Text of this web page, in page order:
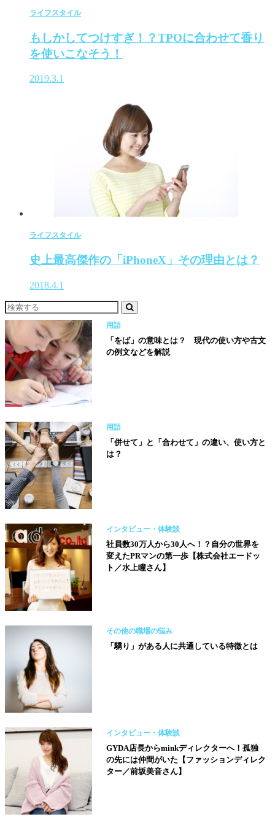
ライフスタイル
もしかしてつけすぎ！？TPOに合わせて香り
を使いこなそう！
2019.3.1
ライフスタイル
史上最高傑作の「iPhoneX」その理由とは？
2018.4.1
用語
「をば」の意味とは？ 現代の使い方や古文
の例文などを解説
用語
「併せて」と「合わせて」の違い、使い方と
は？
インタビュー・体験談
社員数30万人から30人へ！？自分の世界を
変えたPRマンの第一歩【株式会社エードッ
ト／水上瞳さん】
その他の職場の悩み
「驕り」がある人に共通している特徴とは
インタビュー・体験談
GYDA店長からminkディレクターへ！孤独
の先には仲間がいた【ファッションディレク
ター／前坂美音さん】